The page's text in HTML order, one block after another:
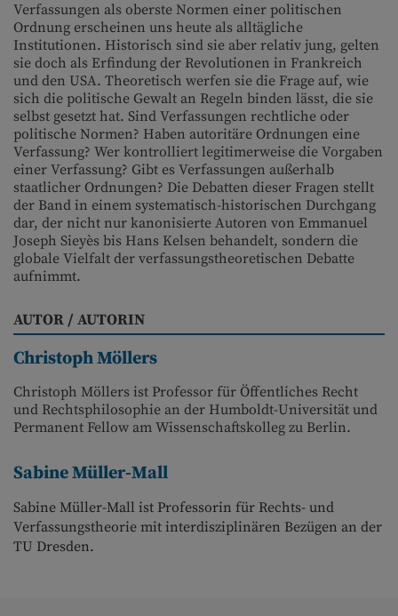
Verfassungen als oberste Normen einer politischen
Ordnung erscheinen uns heute als alltägliche
Institutionen. Historisch sind sie aber relativ jung, gelten
sie doch als Erfindung der Revolutionen in Frankreich
und den USA. Theoretisch werfen sie die Frage auf, wie
sich die politische Gewalt an Regeln binden lässt, die sie
selbst gesetzt hat. Sind Verfassungen rechtliche oder
politische Normen? Haben autoritäre Ordnungen eine
Verfassung? Wer kontrolliert legitimerweise die Vorgaben
einer Verfassung? Gibt es Verfassungen außerhalb
staatlicher Ordnungen? Die Debatten dieser Fragen stellt
der Band in einem systematisch-historischen Durchgang
dar, der nicht nur kanonisierte Autoren von Emmanuel
Joseph Sieyès bis Hans Kelsen behandelt, sondern die
globale Vielfalt der verfassungstheoretischen Debatte
aufnimmt.
AUTOR / AUTORIN
Christoph Möllers
Christoph Möllers ist Professor für Öffentliches Recht
und Rechtsphilosophie an der Humboldt-Universität und
Permanent Fellow am Wissenschaftskolleg zu Berlin.
Sabine Müller-Mall
Sabine Müller-Mall ist Professorin für Rechts- und
Verfassungstheorie mit interdisziplinären Bezügen an der
TU Dresden.